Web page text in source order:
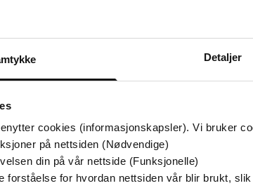
Detaljer
cookies (informasjonskapsler). Vi bruker
på nettsiden (Nødvendige)
din på vår nettside (Funksjonelle)
forståelse for hvordan nettsiden vår blir brukt,